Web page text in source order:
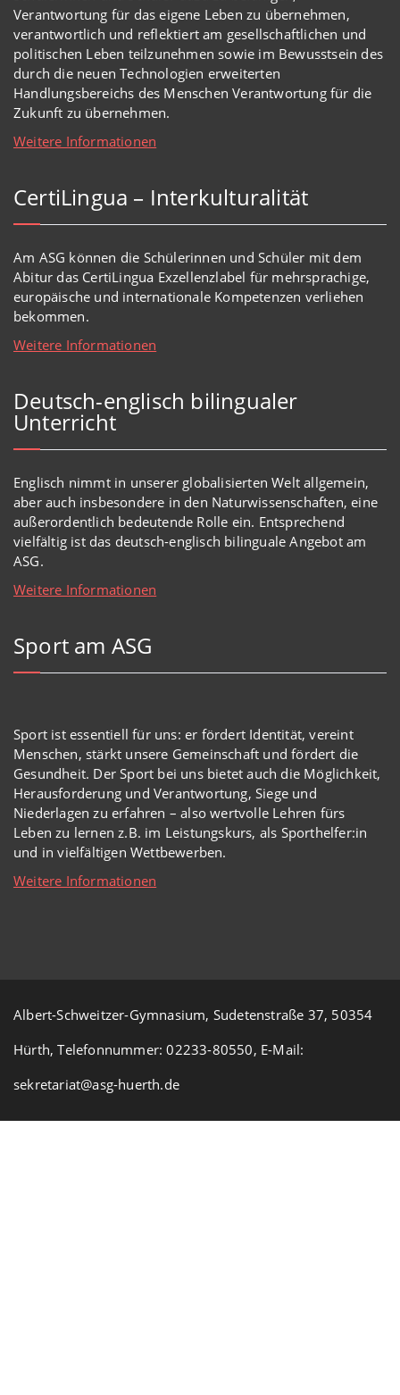
Verantwortung für das eigene Leben zu übernehmen,
verantwortlich und reflektiert am gesellschaftlichen und
politischen Leben teilzunehmen sowie im Bewusstsein des
durch die neuen Technologien erweiterten
Handlungsbereichs des Menschen Verantwortung für die
Zukunft zu übernehmen.
Weitere Informationen
CertiLingua – Interkulturalität
Am ASG können die Schülerinnen und Schüler mit dem
Abitur das CertiLingua Exzellenzlabel für mehrsprachige,
europäische und internationale Kompetenzen verliehen
bekommen.
Weitere Informationen
Deutsch-englisch bilingualer
Unterricht
Englisch nimmt in unserer globalisierten Welt allgemein,
aber auch insbesondere in den Naturwissenschaften, eine
außerordentlich bedeutende Rolle ein. Entsprechend
vielfältig ist das deutsch-englisch bilinguale Angebot am
ASG.
Weitere Informationen
Sport am ASG
Sport ist essentiell für uns: er fördert Identität, vereint
Menschen, stärkt unsere Gemeinschaft und fördert die
Gesundheit. Der Sport bei uns bietet auch die Möglichkeit,
Herausforderung und Verantwortung, Siege und
Niederlagen zu erfahren – also wertvolle Lehren fürs
Leben zu lernen z.B. im Leistungskurs, als Sporthelfer:in
und in vielfältigen Wettbewerben.
Weitere Informationen
Albert-Schweitzer-Gymnasium, Sudetenstraße 37, 50354
Hürth, Telefonnummer: 02233-80550, E-Mail:
sekretariat@asg-huerth.de